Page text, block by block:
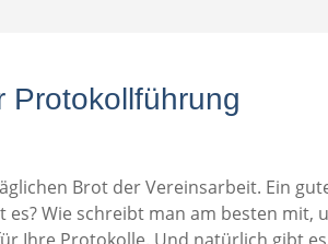
Protokollführung
Brot der Vereinsarbeit. Ein
Wie schreibt man am besten mit,